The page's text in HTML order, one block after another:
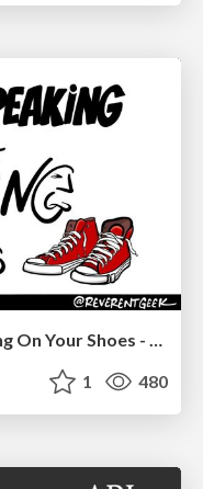
Public Speaking Without Barfing On Your Shoes - THAT 2023
1 480